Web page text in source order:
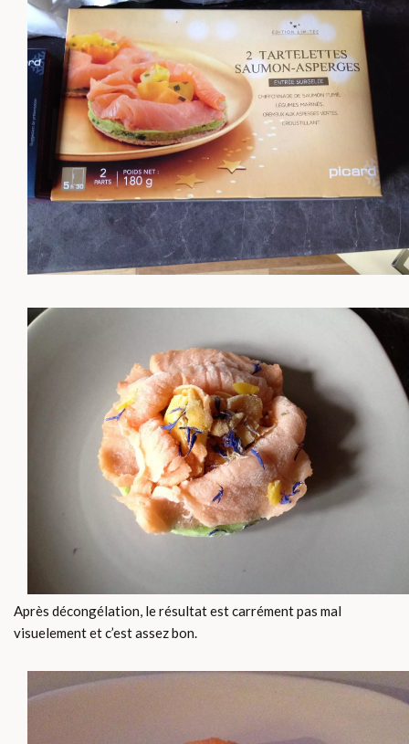
Après décongélation, le résultat est carrément pas mal
visuelement et c’est assez bon.